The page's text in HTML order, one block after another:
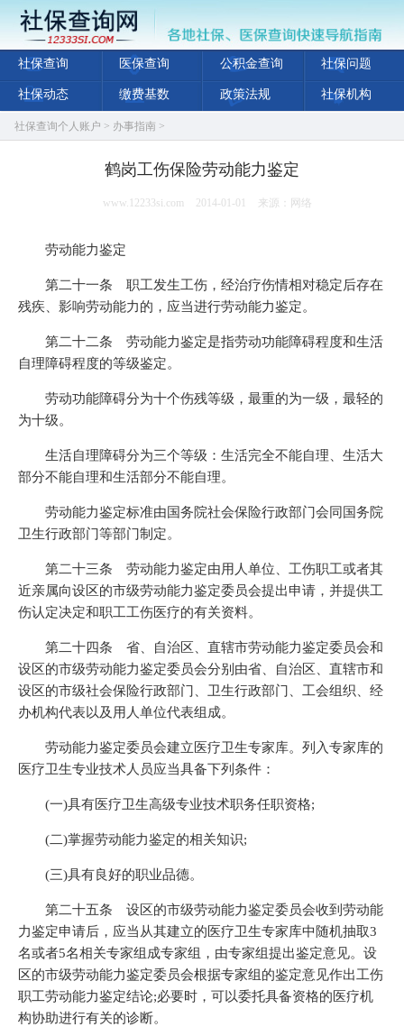
社保查询 医保查询 公积金查询 社保问题
社保动态 缴费基数 政策法规 社保机构
社保查询个人账户 > 办事指南 >
鹤岗工伤保险劳动能力鉴定
www.12233si.com 2014-01-01 来源：网络
劳动能力鉴定
第二十一条 职工发生工伤，经治疗伤情相对稳定后存在
残疾、影响劳动能力的，应当进行劳动能力鉴定。
第二十二条 劳动能力鉴定是指劳动功能障碍程度和生活
自理障碍程度的等级鉴定。
劳动功能障碍分为十个伤残等级，最重的为一级，最轻的
为十级。
生活自理障碍分为三个等级：生活完全不能自理、生活大
部分不能自理和生活部分不能自理。
劳动能力鉴定标准由国务院社会保险行政部门会同国务院
卫生行政部门等部门制定。
第二十三条 劳动能力鉴定由用人单位、工伤职工或者其
近亲属向设区的市级劳动能力鉴定委员会提出申请，并提供工
伤认定决定和职工工伤医疗的有关资料。
第二十四条 省、自治区、直辖市劳动能力鉴定委员会和
设区的市级劳动能力鉴定委员会分别由省、自治区、直辖市和
设区的市级社会保险行政部门、卫生行政部门、工会组织、经
办机构代表以及用人单位代表组成。
劳动能力鉴定委员会建立医疗卫生专家库。列入专家库的
医疗卫生专业技术人员应当具备下列条件：
(一)具有医疗卫生高级专业技术职务任职资格;
(二)掌握劳动能力鉴定的相关知识;
(三)具有良好的职业品德。
第二十五条 设区的市级劳动能力鉴定委员会收到劳动能
力鉴定申请后，应当从其建立的医疗卫生专家库中随机抽取3
名或者5名相关专家组成专家组，由专家组提出鉴定意见。设
区的市级劳动能力鉴定委员会根据专家组的鉴定意见作出工伤
职工劳动能力鉴定结论;必要时，可以委托具备资格的医疗机
构协助进行有关的诊断。